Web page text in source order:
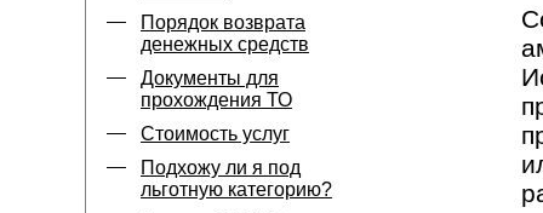
Порядок возврата
денежных средств
Документы для
прохождения ТО
Стоимость услуг
Подхожу ли я под
льготную категорию?